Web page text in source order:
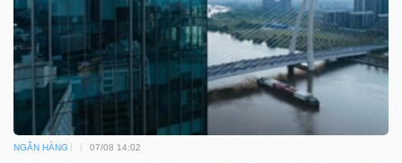
NGÂN HÀNG 07/08 14:02